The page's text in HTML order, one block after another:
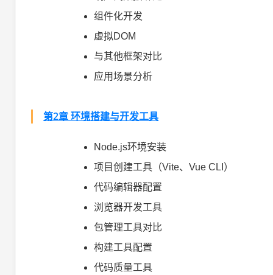
组件化开发
虚拟DOM
与其他框架对比
应用场景分析
第2章 环境搭建与开发工具
Node.js环境安装
项目创建工具（Vite、Vue CLI）
代码编辑器配置
浏览器开发工具
包管理工具对比
构建工具配置
代码质量工具